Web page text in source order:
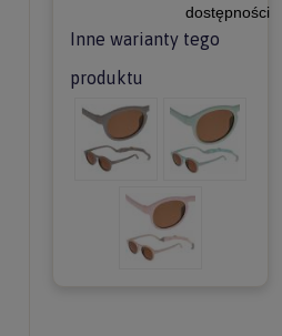
dostępności
Inne warianty tego
produktu